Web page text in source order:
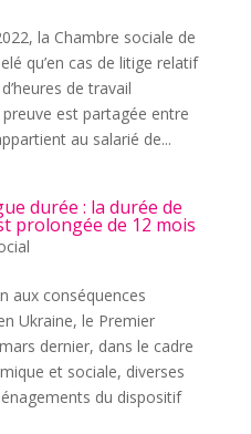
la Chambre sociale de
qu’en cas de litige relatif
de travail
est partagée entre
au salarié de...
durée : la durée de
prolongée de 12 mois
aux conséquences
Ukraine, le Premier
dernier, dans le cadre
et sociale, diverses
du dispositif